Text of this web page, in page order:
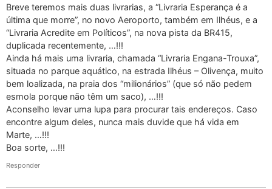
Breve teremos mais duas livrarias, a “Livraria Esperança é a
última que morre”, no novo Aeroporto, também em Ilhéus, e a
“Livraria Acredite em Políticos”, na nova pista da BR415,
duplicada recentemente, …!!!
Ainda há mais uma livraria, chamada “Livraria Engana-Trouxa”,
situada no parque aquático, na estrada Ilhéus – Olivença, muito
bem loalizada, na praia dos “milionários” (que só não pedem
esmola porque não têm um saco), …!!!
Aconselho levar uma lupa para procurar tais endereços. Caso
encontre algum deles, nunca mais duvide que há vida em
Marte, …!!!
Boa sorte, …!!!
Responder